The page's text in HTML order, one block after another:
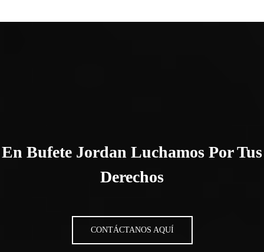
En Bufete Jordan Luchamos Por Tus
Derechos
CONTÁCTANOS AQUÍ